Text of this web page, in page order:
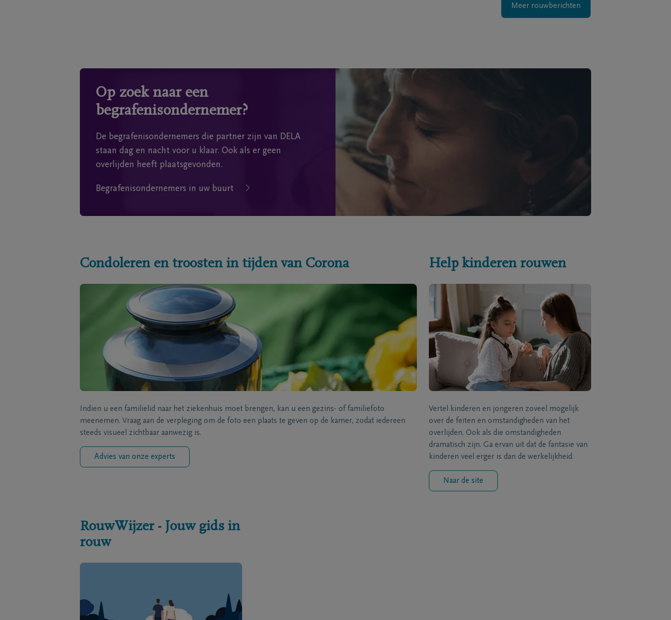
Meer rouwberichten
Op zoek naar een
begrafenisondernemer?
De begrafenisondernemers die partner zijn van DELA
staan dag en nacht voor u klaar. Ook als er geen
overlijden heeft plaatsgevonden.
Begrafenisondernemers in uw buurt
Condoleren en troosten in tijden van Corona
Indien u een familielid naar het ziekenhuis moet brengen, kan u een gezins- of familiefoto
meenemen. Vraag aan de verpleging om de foto een plaats te geven op de kamer, zodat iedereen
steeds visueel zichtbaar aanwezig is.
Advies van onze experts
Help kinderen rouwen
Vertel kinderen en jongeren zoveel mogelijk
over de feiten en omstandigheden van het
overlijden. Ook als die omstandigheden
dramatisch zijn. Ga ervan uit dat de fantasie van
kinderen veel erger is dan de werkelijkheid.
Naar de site
RouwWijzer - Jouw gids in
rouw